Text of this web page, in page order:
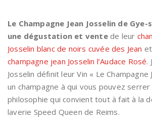
Le Champagne Jean Josselin de
une dégustation et ventede leur
Josselin blanc de noirs cuvée des Jean
champagne jean Josselin l’Audace Rosé.
Josselin définit leur Vin « Le Champagne
un champagne à qui vous pouvez serrer
philosophie qui convient tout à fait à la
laverie Speed Queen de Reims.